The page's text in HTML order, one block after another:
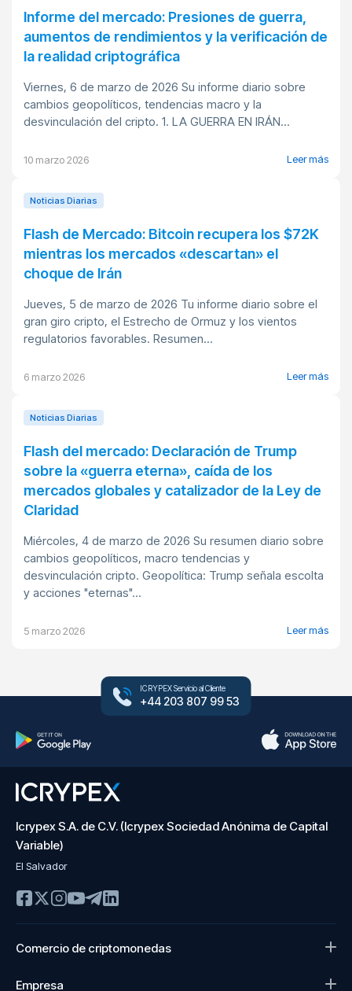
Informe del mercado: Presiones de guerra,
aumentos de rendimientos y la verificación de
la realidad criptográfica
Viernes, 6 de marzo de 2026 Su informe diario sobre
cambios geopolíticos, tendencias macro y la
desvinculación del cripto. 1. LA GUERRA EN IRÁN...
10 marzo 2026 Leer más
Noticias Diarias
Flash de Mercado: Bitcoin recupera los $72K
mientras los mercados «descartan» el
choque de Irán
Jueves, 5 de marzo de 2026 Tu informe diario sobre el
gran giro cripto, el Estrecho de Ormuz y los vientos
regulatorios favorables. Resumen...
6 marzo 2026 Leer más
Noticias Diarias
Flash del mercado: Declaración de Trump
sobre la «guerra eterna», caída de los
mercados globales y catalizador de la Ley de
Claridad
Miércoles, 4 de marzo de 2026 Su resumen diario sobre
cambios geopolíticos, macro tendencias y
desvinculación cripto. Geopolítica: Trump señala escolta
y acciones "eternas"...
5 marzo 2026 Leer más
ICRYPEX Servicio al Cliente
+44 203 807 99 53
Icrypex S.A. de C.V. (Icrypex Sociedad Anónima de Capital
Variable)
El Salvador
Comercio de criptomonedas
Empresa